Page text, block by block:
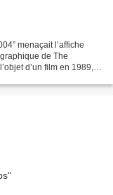
menaçait l’affiche
de The
d’un film en 1989,